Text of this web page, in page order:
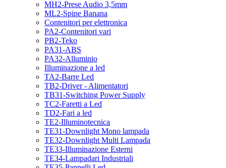
MH2-Prese Audio 3,5mm
ML2-Spine Banana
Contenitori per elettronica
PA2-Contenitori vari
PB2-Teko
PA31-ABS
PA32-Alluminio
Illuminazione a led
TA2-Barre Led
TB2-Driver - Alimentatori
TB31-Switching Power Supply
TC2-Faretti a Led
TD2-Fari a led
TE2-Illuminotecnica
TE31-Downlight Mono lampada
TE32-Downlight Multi Lampada
TE33-Illuminazione Esterni
TE34-Lampadari Industriali